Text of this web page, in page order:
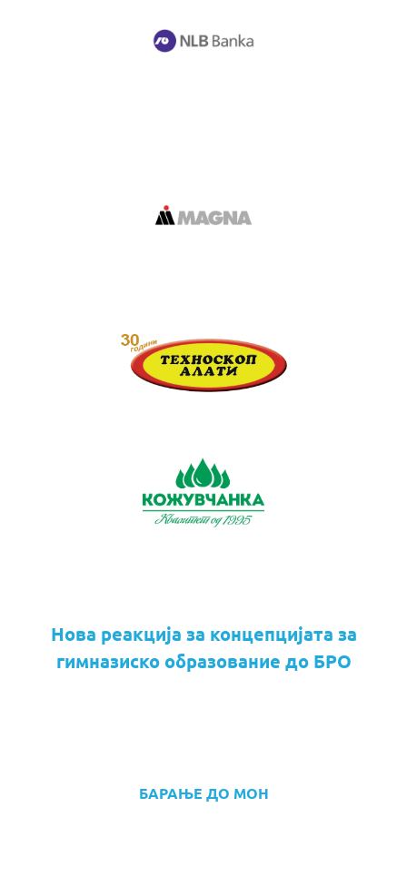
Нова реакција за концепцијата за
гимназиско образование до БРО
БАРАЊЕ ДО МОН